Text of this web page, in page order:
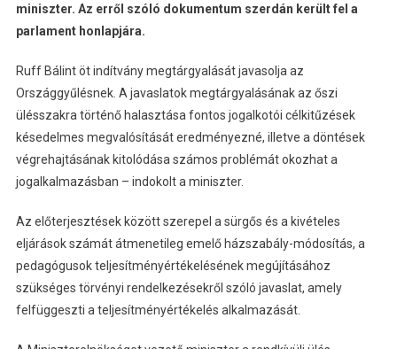
miniszter. Az erről szóló dokumentum szerdán került fel a
parlament honlapjára.
Ruff Bálint öt indítvány megtárgyalását javasolja az
Országgyűlésnek. A javaslatok megtárgyalásának az őszi
ülésszakra történő halasztása fontos jogalkotói célkitűzések
késedelmes megvalósítását eredményezné, illetve a döntések
végrehajtásának kitolódása számos problémát okozhat a
jogalkalmazásban – indokolt a miniszter.
Az előterjesztések között szerepel a sürgős és a kivételes
eljárások számát átmenetileg emelő házszabály-módosítás, a
pedagógusok teljesítményértékelésének megújításához
szükséges törvényi rendelkezésekről szóló javaslat, amely
felfüggeszti a teljesítményértékelés alkalmazását.